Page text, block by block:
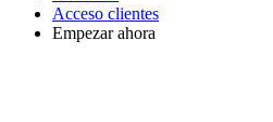
Acceso clientes
Empezar ahora